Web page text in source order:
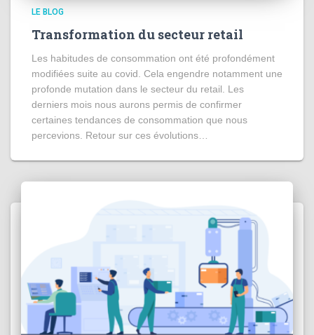
LE BLOG
Transformation du secteur retail
Les habitudes de consommation ont été profondément
modifiées suite au covid. Cela engendre notamment une
profonde mutation dans le secteur du retail. Les
derniers mois nous aurons permis de confirmer
certaines tendances de consommation que nous
percevions. Retour sur ces évolutions…